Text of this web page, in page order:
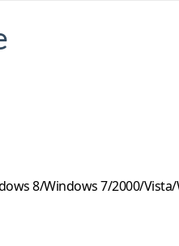
8/Windows 7/2000/Vista/